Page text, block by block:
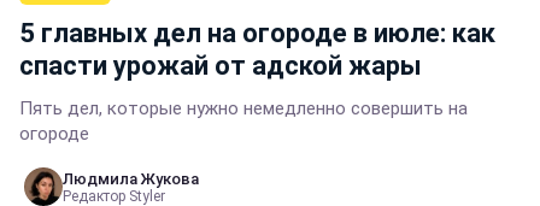
5 главных дел на огороде в июле: как
спасти урожай от адской жары
Пять дел, которые нужно немедленно совершить на
огороде
Людмила Жукова
Редактор Styler